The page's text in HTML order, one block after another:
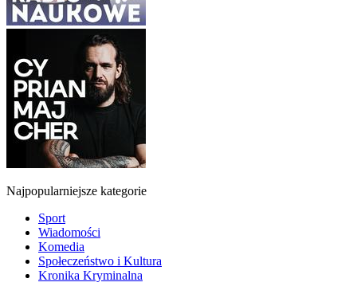
Najpopularniejsze kategorie
Sport
Wiadomości
Komedia
Społeczeństwo i Kultura
Kronika Kryminalna